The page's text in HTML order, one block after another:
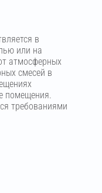
в
или на
атмосферных
смесей в
помещения.
требованиями